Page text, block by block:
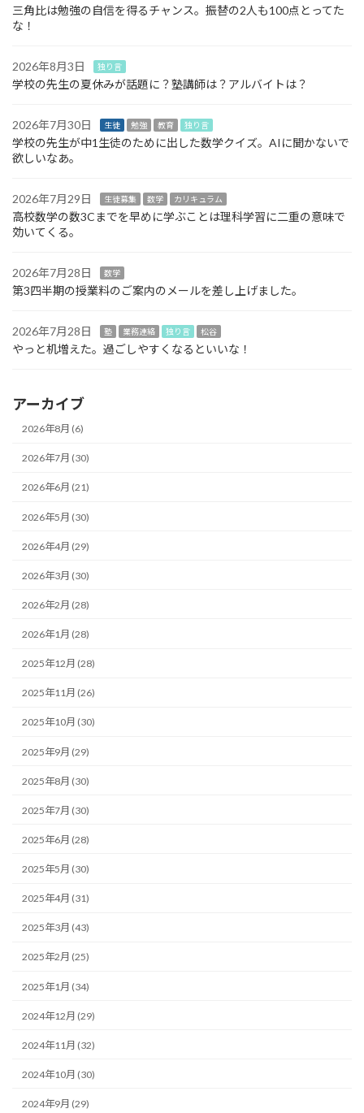
三角比は勉強の自信を得るチャンス。振替の2人も100点とってた
な！
2026年8月3日 独り言
学校の先生の夏休みが話題に？塾講師は？アルバイトは？
2026年7月30日 生徒 勉強 教育 独り言
学校の先生が中1生徒のために出した数学クイズ。AIに聞かないで
欲しいなあ。
2026年7月29日 生徒募集 数学 カリキュラム
高校数学の数3Cまでを早めに学ぶことは理科学習に二重の意味で
効いてくる。
2026年7月28日 数学
第3四半期の授業料のご案内のメールを差し上げました。
2026年7月28日 塾 業務連絡 独り言 松谷
やっと机増えた。過ごしやすくなるといいな！
アーカイブ
2026年8月 (6)
2026年7月 (30)
2026年6月 (21)
2026年5月 (30)
2026年4月 (29)
2026年3月 (30)
2026年2月 (28)
2026年1月 (28)
2025年12月 (28)
2025年11月 (26)
2025年10月 (30)
2025年9月 (29)
2025年8月 (30)
2025年7月 (30)
2025年6月 (28)
2025年5月 (30)
2025年4月 (31)
2025年3月 (43)
2025年2月 (25)
2025年1月 (34)
2024年12月 (29)
2024年11月 (32)
2024年10月 (30)
2024年9月 (29)